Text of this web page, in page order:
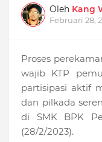
Oleh Kang
Februari 28,
Proses
wajib KTP
partisipasi aktif
dan pilkada
di SMK BPK
(28/2/2023).